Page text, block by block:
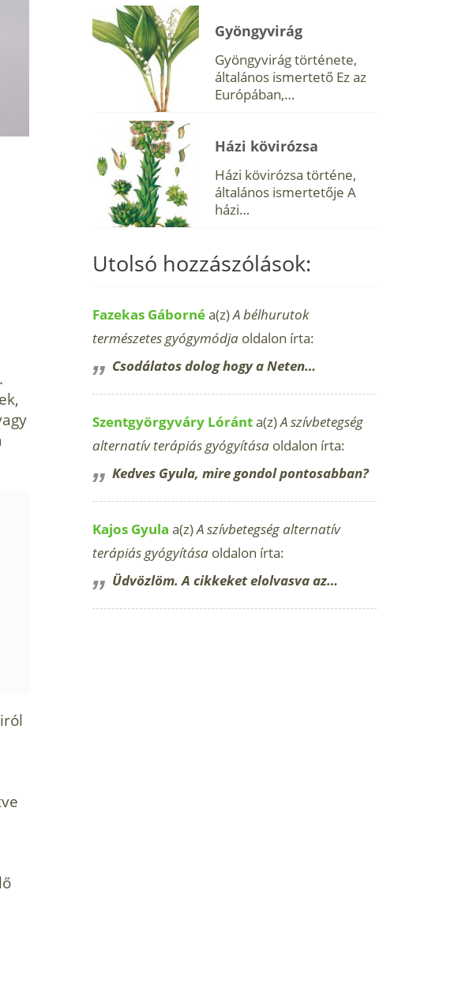
Gyöngyvirág
Gyöngyvirág története,
általános ismertető Ez az
Európában,…
Házi kövirózsa
Házi kövirózsa történe,
általános ismertetője A
házi…
Utolsó hozzászólások:
Fazekas Gábornéa(z)A bélhurutok
természetes gyógymódja oldalon írta:
Csodálatos dolog hogy a Neten…
Szentgyörgyváry Lóránta(z)A szívbetegség
alternatív terápiás gyógyítása oldalon írta:
Kedves Gyula, mire gondol pontosabban?
Kajos Gyula a(z)A szívbetegség alternatív
terápiás gyógyítása oldalon írta:
Üdvözlöm. A cikkeket elolvasva az…